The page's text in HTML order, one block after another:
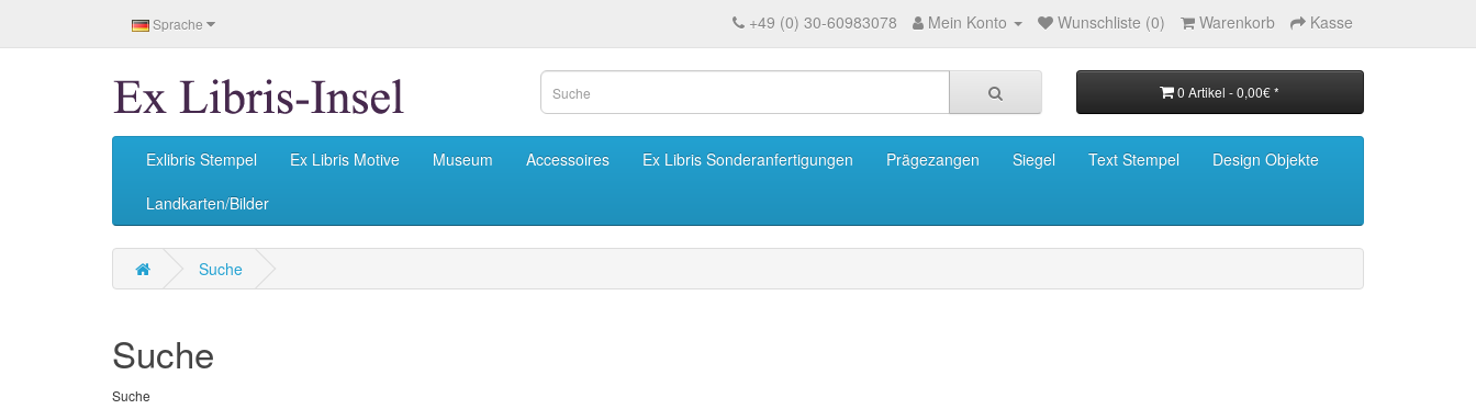
Sprache +49 (0) 30-60983078 Mein Konto Wunschliste (0) Warenkorb Kasse
0 Artikel - 0,00€ *
Exlibris Stempel Ex Libris Motive Museum Accessoires Ex Libris Sonderanfertigungen Prägezangen Siegel Text Stempel
Design Objekte
Landkarten/Bilder
Suche
Suche
Suche